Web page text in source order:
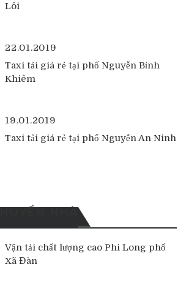
Lôi
22.01.2019
Taxi tải giá rẻ tại phố Nguyễn Bỉnh
Khiêm
19.01.2019
Taxi tải giá rẻ tại phố Nguyễn An Ninh
NHÀ
Vận tải chất lượng cao Phi Long phố
Xã Đàn